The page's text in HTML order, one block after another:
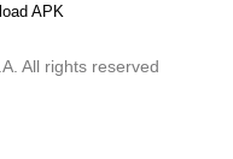
APK
All rights reserved